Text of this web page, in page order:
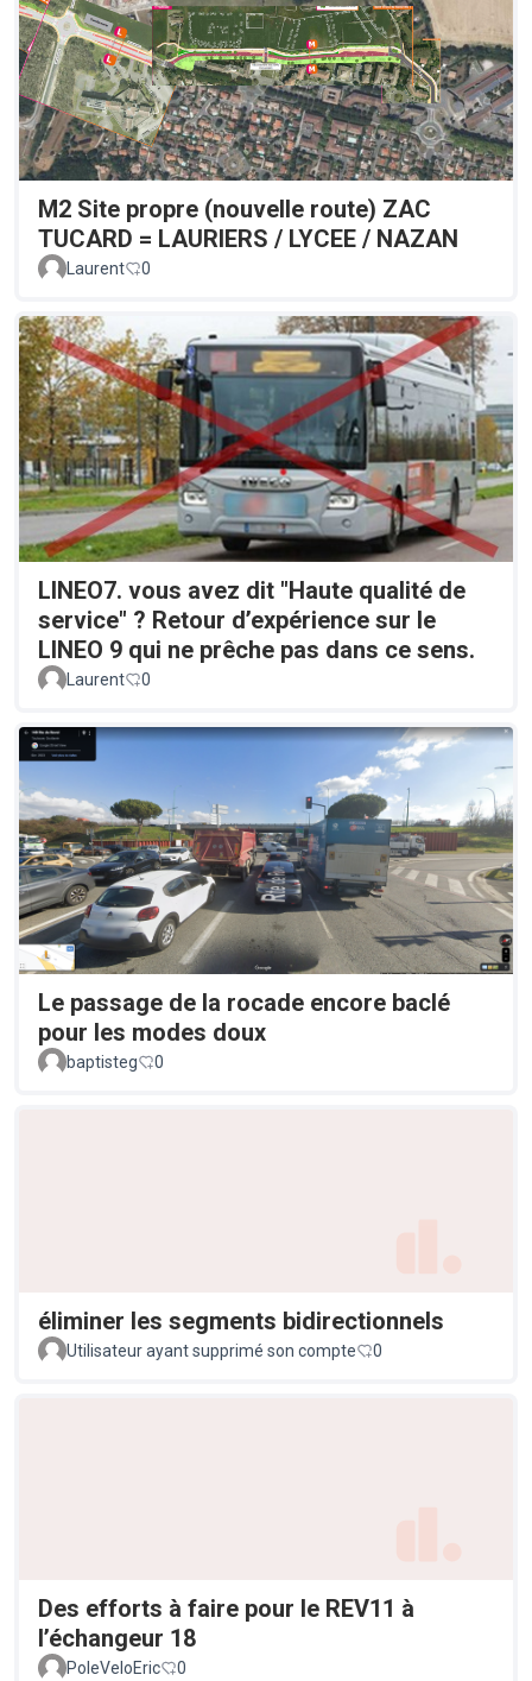
M2 Site propre (nouvelle route) ZAC
TUCARD = LAURIERS / LYCEE / NAZAN
Laurent 0
LINEO7. vous avez dit "Haute qualité de
service" ? Retour d’expérience sur le
LINEO 9 qui ne prêche pas dans ce sens.
Laurent 0
Le passage de la rocade encore baclé
pour les modes doux
baptisteg 0
éliminer les segments bidirectionnels
Utilisateur ayant supprimé son compte 0
Des efforts à faire pour le REV11 à
l’échangeur 18
PoleVeloEric 0